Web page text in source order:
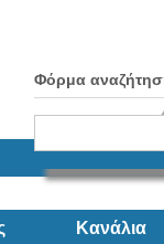
Φόρμα
Κανάλια